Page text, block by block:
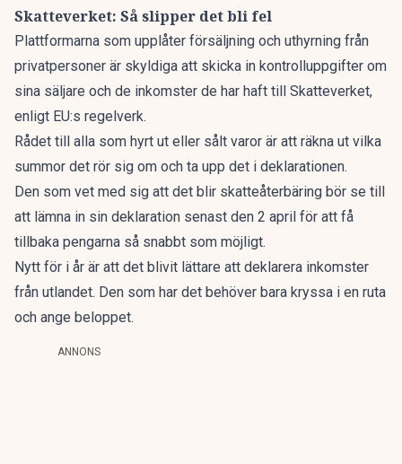
Skatteverket: Så slipper det bli fel
Plattformarna som upplåter försäljning och uthyrning från
privatpersoner är skyldiga att skicka in kontrolluppgifter om
sina säljare och de inkomster de har haft till Skatteverket,
enligt EU:s regelverk.
Rådet till alla som hyrt ut eller sålt varor är att räkna ut vilka
summor det rör sig om och ta upp det i deklarationen.
Den som vet med sig att det blir skatteåterbäring bör se till
att lämna in sin deklaration senast den 2 april för att få
tillbaka pengarna så snabbt som möjligt.
Nytt för i år är att det blivit lättare att deklarera inkomster
från utlandet. Den som har det behöver bara kryssa i en ruta
och ange beloppet.
ANNONS